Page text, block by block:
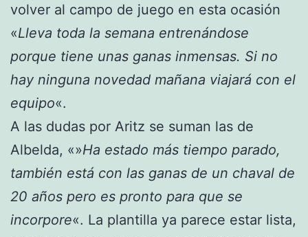
volver al campo de juego en esta ocasión
«Lleva toda la semana entrenándose
porque tiene unas ganas inmensas. Si no
hay ninguna novedad mañana viajará con el
equipo«.
A las dudas por Aritz se suman las de
Albelda, «»Ha estado más tiempo parado,
también está con las ganas de un chaval de
20 años pero es pronto para que se
incorpore«. La plantilla ya parece estar lista,